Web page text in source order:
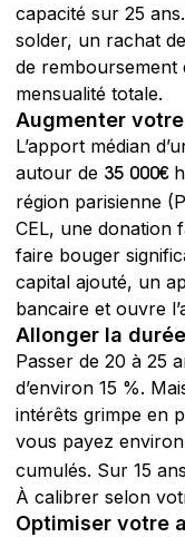
capacité sur 25
solder, un rachat
de remboursement
mensualité totale.
Augmenter
L’apport médian
autour de 35 000€
région parisienne
CEL, une donation
faire bouger
capital ajouté, un
bancaire et ouvre
Allonger la
Passer de 20 à 25
d’environ 15 %.
intérêts grimpe en
vous payez environ
cumulés. Sur 15
À calibrer selon
Optimiser votre